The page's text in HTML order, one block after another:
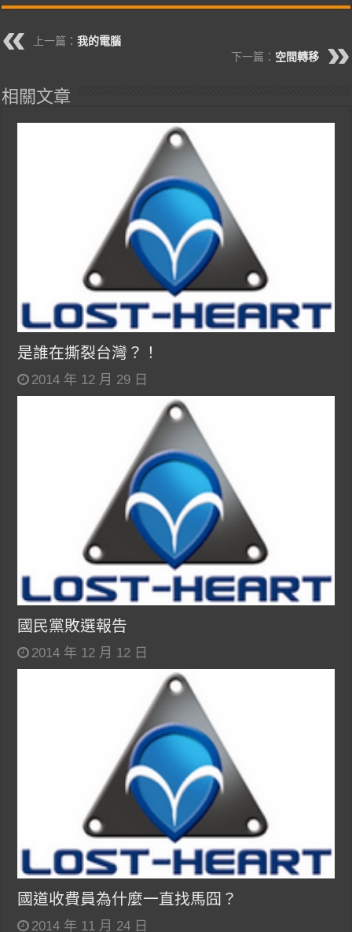
上一篇：我的電腦
下一篇： 空間轉移
相關文章
是誰在撕裂台灣？！
2014 年 12 月 29 日
國民黨敗選報告
2014 年 12 月 12 日
國道收費員為什麼一直找馬囧？
2014 年 11 月 24 日